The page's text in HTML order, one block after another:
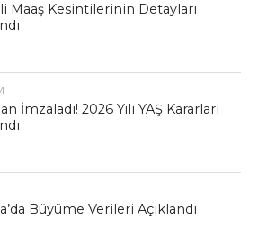
Maaş Kesintilerinin Detayları
İmzaladı! 2026 Yılı YAŞ Kararları
Büyüme Verileri Açıklandı